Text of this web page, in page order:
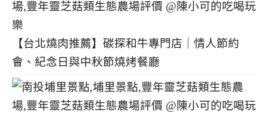
【台北燒肉推薦】碳探和牛專門店｜情人節約
會、紀念日與中秋節燒烤餐廳